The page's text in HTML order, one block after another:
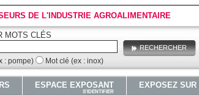
DE L'INDUSTRIE AGROALIMENTAIRE
MOTS CLÉS
RECHERCHER
: pompe) Mot clé (ex : inox)
ESPACE EXPOSANT
S'IDENTIFIER
EXPOSEZ SUR